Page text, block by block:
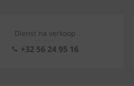
Dienst na verkoop
+32 56 24 95 16